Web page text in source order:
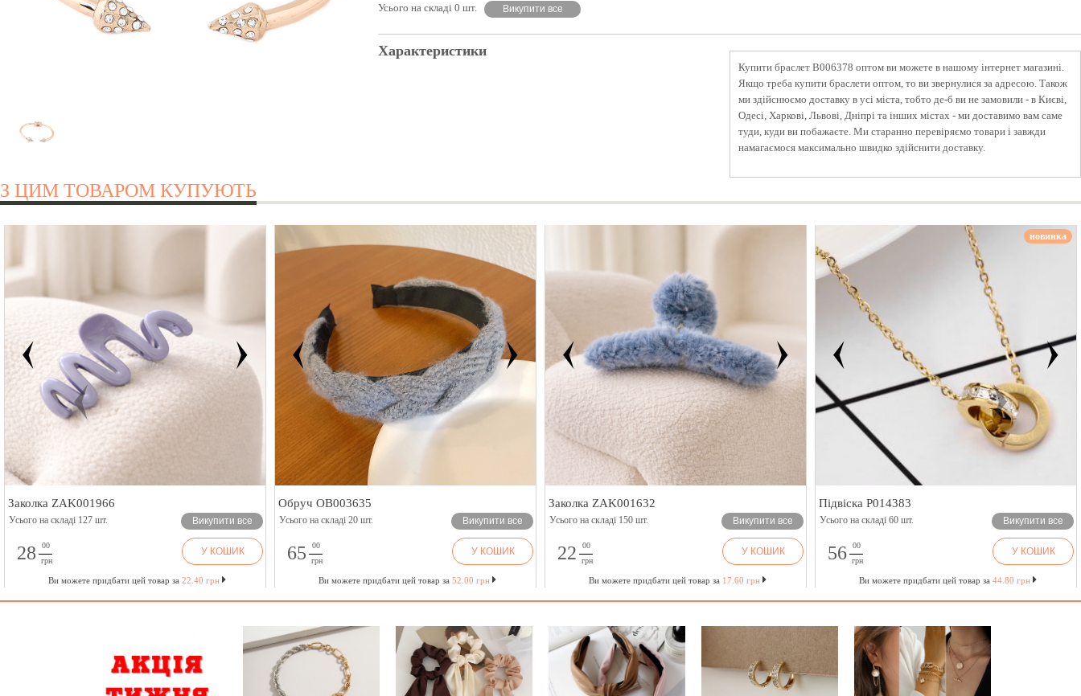
Усього на складі 0 шт. Викупити все
Характеристики
Купити браслет B006378 оптом ви можете в нашому інтернет магазині.
Якщо треба купити браслети оптом, то ви звернулися за адресою. Також
ми здійснюємо доставку в усі міста, тобто де-б ви не замовили - в Києві,
Одесі, Харкові, Львові, Дніпрі та інших містах - ми доставимо вам саме
туди, куди ви побажаєте. Ми старанно перевіряємо товари і завжди
намагаємося максимально швидко здійснити доставку.
З ЦИМ ТОВАРОМ КУПУЮТЬ
Заколка ZAK001966
Усього на складі 127 шт. Викупити все
28
00
грн
У КОШИК
Ви можете придбати цей товар за 22.40 грн
Обруч OB003635
Усього на складі 20 шт. Викупити все
65
00
грн
У КОШИК
Ви можете придбати цей товар за 52.00 грн
Заколка ZAK001632
Усього на складі 150 шт. Викупити все
22
00
грн
У КОШИК
Ви можете придбати цей товар за 17.60 грн
новинка
Підвіска P014383
Усього на складі 60 шт. Викупити все
56
00
грн
У КОШИК
Ви можете придбати цей товар за 44.80 грн